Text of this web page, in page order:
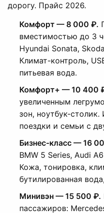
дорогу. Прайс 2026.
Комфорт — 8 000 ₽.
вместимостью до 3
Hyundai Sonata,
Климат-контроль,
питьевая вода.
Комфорт+ — 10 400
увеличенным
зон, ноутбук-
поездки и семьи с
Бизнес-класс — 16
BMW 5 Series, Audi
Кожа, тонировка,
бутилированная
Минивэн — 15 500 ₽.
пассажиров: